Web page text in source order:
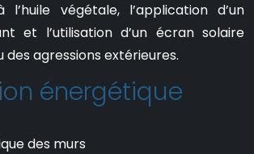
l’huile végétale, l’application d’un
et l’utilisation d’un écran solaire
agressions extérieures.
énergétique
des murs